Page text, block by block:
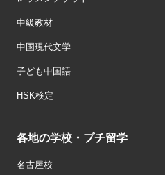
中級教材
中国現代文学
子ども中国語
HSK検定
各地の学校・プチ留学
名古屋校